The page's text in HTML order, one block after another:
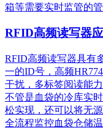
箱等需要实时监管的管
RFID高频读写器
RFID高频读写器具有
一的ID号，高频
干扰，多标签阅读能
不管是血袋的冷库实
松实现，还可以将无
全流程监控血袋仓储